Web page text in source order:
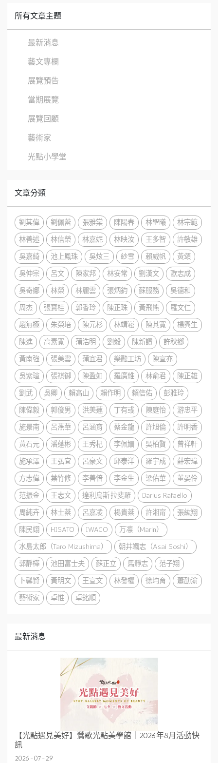
所有文章主題
最新消息
藝文專欄
展覽預告
當期展覽
展覽回顧
藝術家
光點小學堂
文章分類
劉其偉 劉佩蕾 張雅棠 陳陽春 林聖曦
林宗範
林善述
林信榮 林嘉妮 林映汝 王多智
許敏雄
吳嘉綺
池上鳳珠 吳炫三 紗雪 賴威帆
黃頌
吳仲宗
呂文 陳家邦 林安常 劉漢文
歐志成
吳奇娜
林榮 林麗雲 張炳鈞 蘇服務
吳德和
周杰
張寶桂 郭香玲 陳正珠 黃飛熊
羅文仁
趙無極
朱榮培 陳元杉 林靖崧 陳其寬
楊興生
陳進
高素寬 蒲浩明 劉毅 陳新讚
許秋鄉
黃南強
張美雲 蒲宜君 樂融工坊
陳宣亦
吳紫瑄
張祺御 陳盈如 羅廣維 林俞君
陳正雄
劉武
吳卿 賴高山 賴作明 賴信佑
彭雅玲
陳偉毅
郭俊男 洪美蓮 丁有彧 陳庭怡
游忠平
施景南
呂燕華 呂涵育 蔡金龍 許旭倫
許明香
黃石元
潘蓬彬 王秀杞 李佩姍 吳柏賢
曾祥軒
施承澤
王弘宜 呂豪文 邱泰洋 羅宇成
薛宏瑋
方志偉
葉竹修 李善愔 李金生 梁佑華
董晏伶
范振金
王志文 達利烏斯·拉斐羅
Darius Rafaello
周純卉
林士棻 呂嘉凌 楊貴棻 許湘甯
張紘翔
陳民翊
HISATO IWACO
万凛（Marin）
水島太郎（Taro Mizushima）
朝井颯志（Asai Soshi）
郭靜樺
池田富士夫 蘇正立 馬靜志
范子翔
卜馨賢
黃明文 王宣文 林發權 徐均育
蕭劭渝
藝術家
卓惟 卓銘順
最新消息
【光點遇見美好】鶯歌光點美學館｜2026年8月活動快
訊
2026-07-29